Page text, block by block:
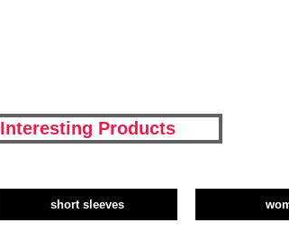
Interesting Products
short sleeves